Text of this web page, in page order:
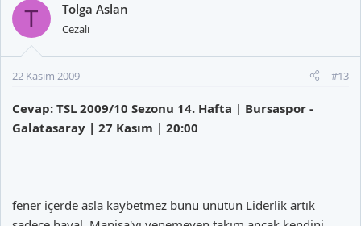
Ha oldu ya çok doğal olarak puan kaybettik, Dünya'nın sonu mu
T Tolga Aslan
Cezalı
22 Kasım 2009 #13
Cevap: TSL 2009/10 Sezonu 14. Hafta | Bursaspor -
Galatasaray | 27 Kasım | 20:00
fener içerde asla kaybetmez bunu unutun Liderlik artık